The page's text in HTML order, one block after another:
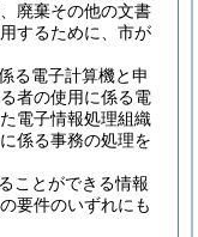
廃棄その他の文書
するために、市が
る電子計算機と申
者の使用に係る電
電子情報処理組織
係る事務の処理を
ことができる情報
要件のいずれにも